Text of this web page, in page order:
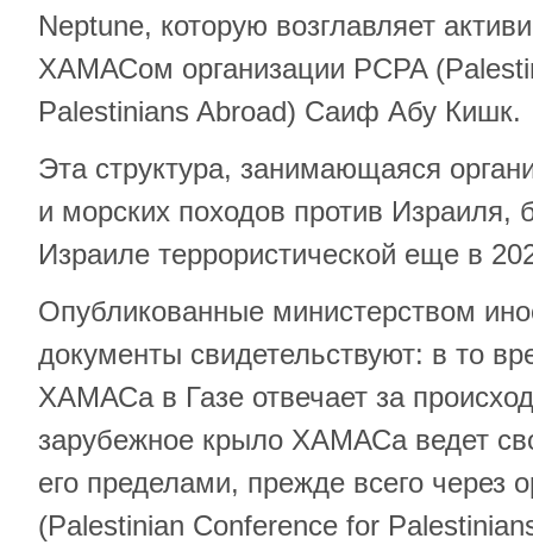
Neptune, которую возглавляет
ХАМАСом организации PCPA
Palestinians Abroad) Саиф Абу Кишк.
Эта структура, занимающаяся
и морских походов против Израиля,
Израиле террористической еще в
Опубликованные министерством
документы свидетельствуют: в то
ХАМАСа в Газе отвечает за
зарубежное крыло ХАМАСа ведет
его пределами, прежде всего через
(Palestinian Conference for